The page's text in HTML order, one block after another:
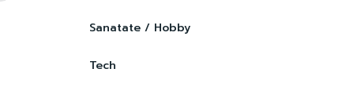
Sanatate / Hobby
Tech